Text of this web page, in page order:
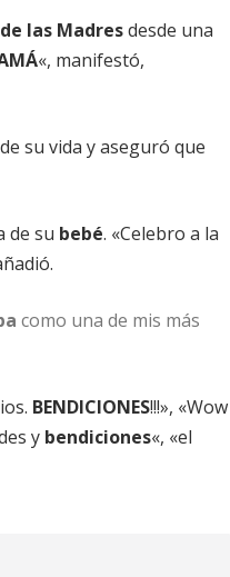
las Madresdesde una
«, manifestó,
su vida y aseguró que
de su bebé. «Celebro a la
como una de mis más
BENDICIONES!!!», «Wow
y bendiciones«, «el